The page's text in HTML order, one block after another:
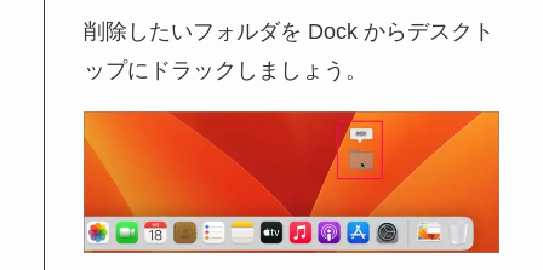
削除したいフォルダを Dock からデスクト
ップにドラックしましょう。